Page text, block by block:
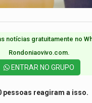
notícias gratuitamente no
Rondoniaovivo.com.​
ENTRAR NO GRUPO
pessoas reagiram a isso.